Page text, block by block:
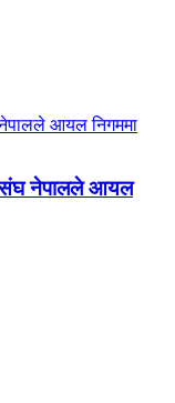
संघ नेपालले आयल